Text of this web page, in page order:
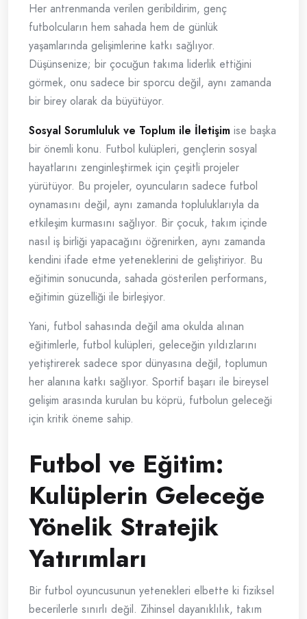
Her antrenmanda verilen geribildirim, genç
futbolcuların hem sahada hem de günlük
yaşamlarında gelişimlerine katkı sağlıyor.
Düşünsenize; bir çocuğun takıma liderlik ettiğini
görmek, onu sadece bir sporcu değil, aynı zamanda
bir birey olarak da büyütüyor.
Sosyal Sorumluluk ve Toplum ile İletişim ise başka
bir önemli konu. Futbol kulüpleri, gençlerin sosyal
hayatlarını zenginleştirmek için çeşitli projeler
yürütüyor. Bu projeler, oyuncuların sadece futbol
oynamasını değil, aynı zamanda topluluklarıyla da
etkileşim kurmasını sağlıyor. Bir çocuk, takım içinde
nasıl iş birliği yapacağını öğrenirken, aynı zamanda
kendini ifade etme yeteneklerini de geliştiriyor. Bu
eğitimin sonucunda, sahada gösterilen performans,
eğitimin güzelliği ile birleşiyor.
Yani, futbol sahasında değil ama okulda alınan
eğitimlerle, futbol kulüpleri, geleceğin yıldızlarını
yetiştirerek sadece spor dünyasına değil, toplumun
her alanına katkı sağlıyor. Sportif başarı ile bireysel
gelişim arasında kurulan bu köprü, futbolun geleceği
için kritik öneme sahip.
Futbol ve Eğitim:
Kulüplerin Geleceğe
Yönelik Stratejik
Yatırımları
Bir futbol oyuncusunun yetenekleri elbette ki fiziksel
becerilerle sınırlı değil. Zihinsel dayanıklılık, takım